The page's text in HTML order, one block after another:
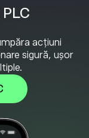
acțiuni
sigură, ușor